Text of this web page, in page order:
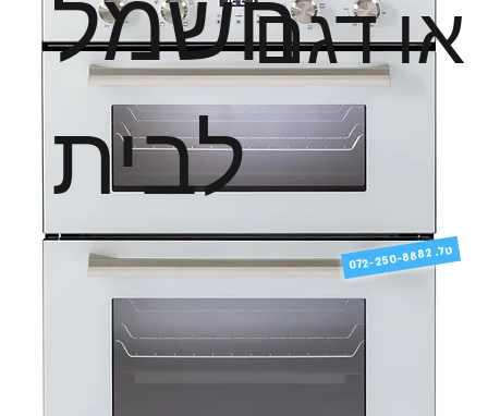
או דגם
לבית
072-250-8882 .טל